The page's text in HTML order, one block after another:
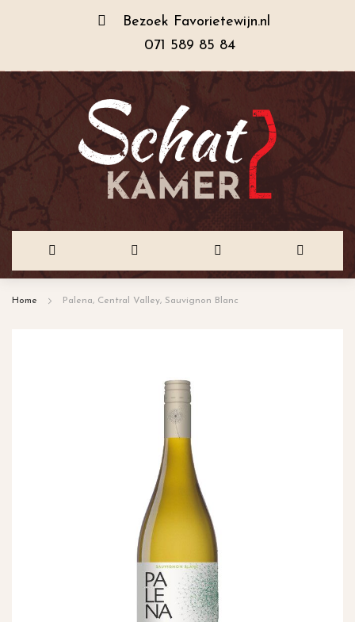
Bezoek Favorietewijn.nl
071 589 85 84
Home Palena, Central Valley, Sauvignon Blanc